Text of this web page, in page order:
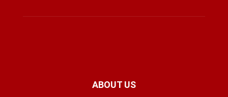
ABOUT US